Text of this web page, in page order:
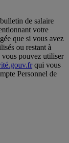
de salaire
votre
que si vous avez
ou restant à
pouvez utiliser
qui vous
Personnel de